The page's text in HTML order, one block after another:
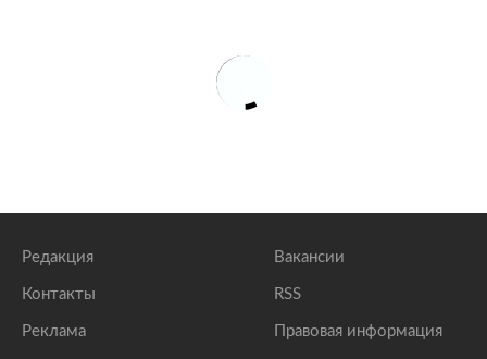
Редакция
Контакты
Реклама
Вакансии
RSS
Правовая информация